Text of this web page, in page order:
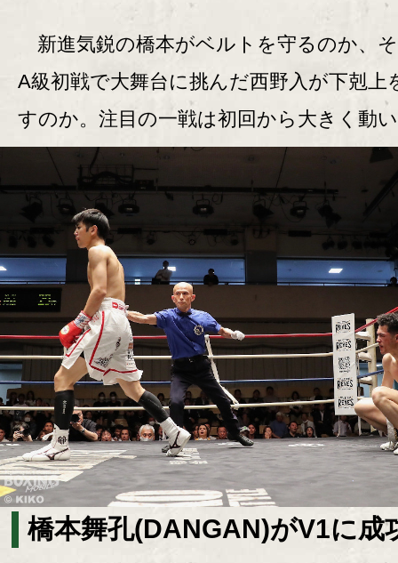
新進気鋭の橋本がベルトを守るのか、
A級初戦で大舞台に挑んだ西野入が下剋上
すのか。注目の一戦は初回から大きく動
橋本舞孔(DANGAN)がV1に成